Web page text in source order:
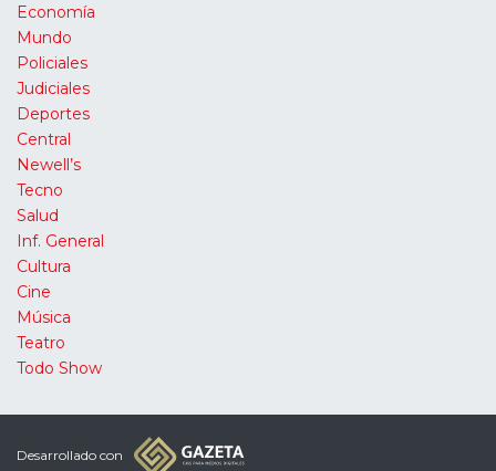
Economía
Mundo
Policiales
Judiciales
Deportes
Central
Newell’s
Tecno
Salud
Inf. General
Cultura
Cine
Música
Teatro
Todo Show
Desarrollado con